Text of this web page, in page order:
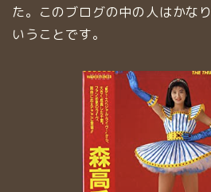
た。このブログの中の人はかな
いうことです。